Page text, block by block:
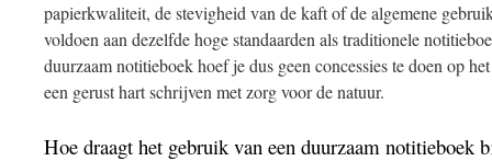
papierkwaliteit, de stevigheid van de kaft of de algemene
voldoen aan dezelfde hoge standaarden als traditionele
duurzaam notitieboek hoef je dus geen concessies te doen op
een gerust hart schrijven met zorg voor de natuur.
Hoe draagt het gebruik van een duurzaam notitieboek